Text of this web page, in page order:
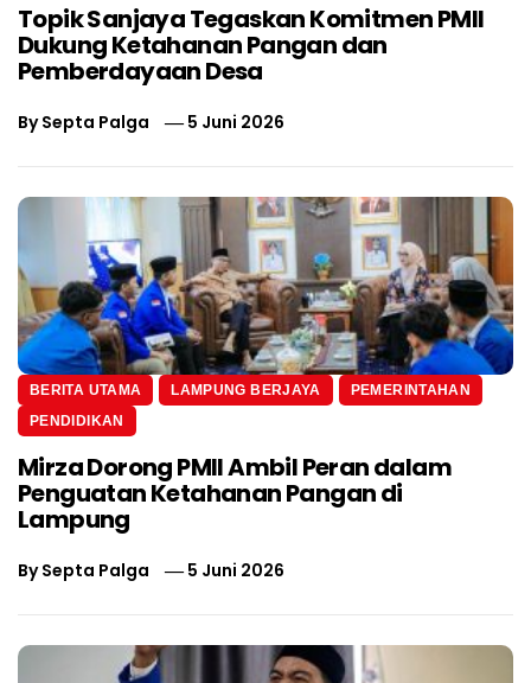
Topik Sanjaya Tegaskan Komitmen PMII
Dukung Ketahanan Pangan dan
Pemberdayaan Desa
BySepta Palga 5 Juni 2026
BERITA UTAMA LAMPUNG BERJAYA
PEMERINTAHAN
PENDIDIKAN
Mirza Dorong PMII Ambil Peran dalam
Penguatan Ketahanan Pangan di
Lampung
BySepta Palga 5 Juni 2026